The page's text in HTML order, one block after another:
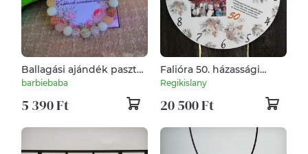
Ballagási ajándék pasztel
karkötő
barbiebaba
5 390 Ft
Falióra 50. házassági
évfordulóra, egyedi
fotóval, felirattal:-)
Regikislany
20 500 Ft